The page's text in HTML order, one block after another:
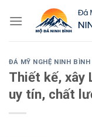
ĐÁ MỸ NGHỆ NINH BÌNH
Thiết kế, xây
uy tín, chất